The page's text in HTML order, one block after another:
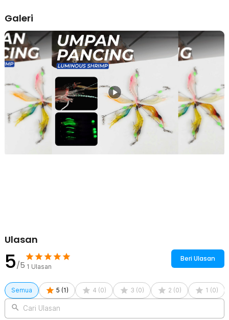
Material Silikon Elastis dan Tahan Gigitan
menghasilkan gerakan natural seperti udang asli. Material ini juga
cukup kuat untuk menahan gigitan ikan tanpa mudah rusak.
Kombinasi elastisitas dan ketahanan membuat umpan lebih awet
digunakan. Cocok untuk penggunaan berulang di berbagai spot.
Performa Stabil hingga Kedalaman 2 M
Dirancang untuk bekerja optimal hingga kedalaman sekitar 2 M,
umpan ini cocok untuk berbagai kondisi air. Baik digunakan di laut,
sungai, maupun kolam dengan kedalaman menengah. Stabilitas
gerakan tetap terjaga saat ditarik atau dijigging. Memberikan
performa konsisten untuk meningkatkan hasil tangkapan.
Kelengkapan Produk
Galeri
Ulasan
5/5 1 Ulasan
Beri Ulasan
Semua 5 (1 ) 4 (0) 3 (0) 2 (0) 1 (0)
Cari Ulasan